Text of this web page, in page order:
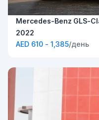
Mercedes-Benz GLS-
2022
AED 610 - 1,385/день